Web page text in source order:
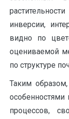
инверсии,
видно по
оцениваемой
по структуре
Таким
особенностями
процессов,